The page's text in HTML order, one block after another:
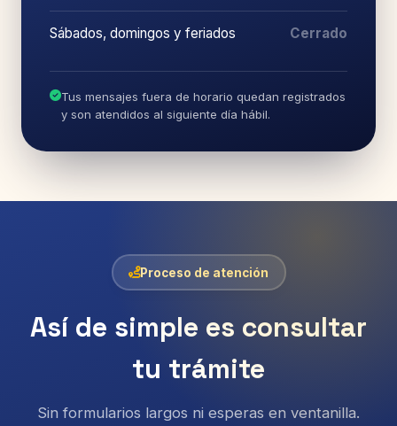
Sábados, domingos y feriados Cerrado
Tus mensajes fuera de horario quedan registrados
y son atendidos al siguiente día hábil.
Proceso de atención
Así de simple es consultar
tu trámite
Sin formularios largos ni esperas en ventanilla.